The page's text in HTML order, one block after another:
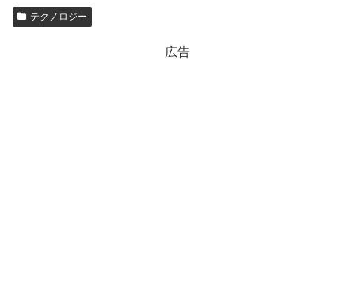
テクノロジー
広告